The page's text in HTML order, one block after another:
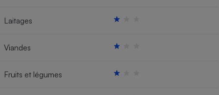
Laitages
Viandes
Fruits et légumes